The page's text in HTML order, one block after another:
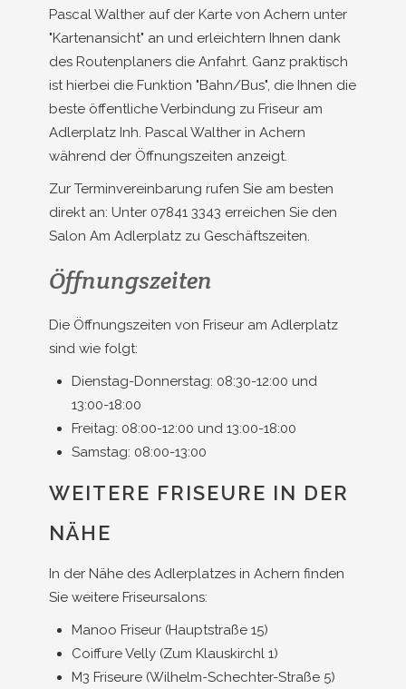
Pascal Walther auf der Karte von Achern unter
"Kartenansicht" an und erleichtern Ihnen dank
des Routenplaners die Anfahrt. Ganz praktisch
ist hierbei die Funktion "Bahn/Bus", die Ihnen die
beste öffentliche Verbindung zu Friseur am
Adlerplatz Inh. Pascal Walther in Achern
während der Öffnungszeiten anzeigt.
Zur Terminvereinbarung rufen Sie am besten
direkt an: Unter 07841 3343 erreichen Sie den
Salon Am Adlerplatz zu Geschäftszeiten.
Öffnungszeiten
Die Öffnungszeiten von Friseur am Adlerplatz
sind wie folgt:
Dienstag-Donnerstag: 08:30-12:00 und
13:00-18:00
Freitag: 08:00-12:00 und 13:00-18:00
Samstag: 08:00-13:00
WEITERE FRISEURE IN DER
NÄHE
In der Nähe des Adlerplatzes in Achern finden
Sie weitere Friseursalons:
Manoo Friseur (Hauptstraße 15)
Coiffure Velly (Zum Klauskirchl 1)
M3 Friseure (Wilhelm-Schechter-Straße 5)